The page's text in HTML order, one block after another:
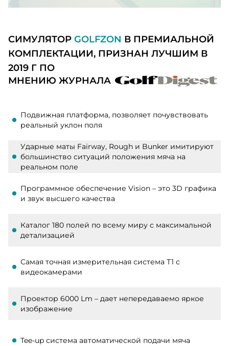
СИМУЛЯТОР GOLFZON В ПРЕМИАЛЬНОЙ
КОМПЛЕКТАЦИИ, ПРИЗНАН ЛУЧШИМ В
2019 Г ПО
МНЕНИЮ ЖУРНАЛА
Подвижная платформа, позволяет почувствовать
реальный уклон поля
Ударные маты Fairway, Rough и Bunker имитируют
большинство ситуаций положения мяча на
реальном поле
Программное обеспечение Vision – это 3D графика
и звук высшего качества
Каталог 180 полей по всему миру с максимальной
детализацией
Самая точная измерительная система Т1 с
видеокамерами
Проектор 6000 Lm – дает непередаваемо яркое
изображение
Tee-up система автоматической подачи мяча